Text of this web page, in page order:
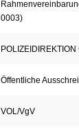
0003)
POLIZEIDIREKTION
Öffentliche
VOL/VgV